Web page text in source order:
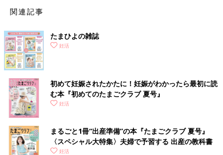
関連記事
たまひよの雑誌
妊活
初めて妊娠されたかたに！妊娠がわかったら最初に読
む本『初めてのたまごクラブ 夏号』
妊活
まるごと1冊“出産準備”の本『たまごクラブ 夏号』
〈スペシャル大特集〉夫婦で予習する 出産の教科書
妊活